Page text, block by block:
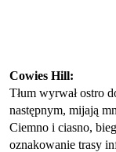
Cowies Hill:
Tłum wyrwał ostro
następnym, mijają
Ciemno i ciasno,
oznakowanie trasy